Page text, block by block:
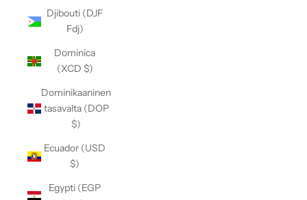
Djibouti (DJF
Fdj)
Dominica
(XCD $)
Dominikaaninen
tasavalta (DOP
$)
Ecuador (USD
$)
Egypti (EGP